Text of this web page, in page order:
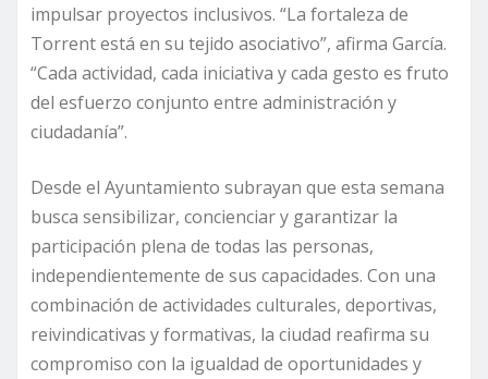
impulsar proyectos inclusivos. “La fortaleza de
Torrent está en su tejido asociativo”, afirma García.
“Cada actividad, cada iniciativa y cada gesto es fruto
del esfuerzo conjunto entre administración y
ciudadanía”.
Desde el Ayuntamiento subrayan que esta semana
busca sensibilizar, concienciar y garantizar la
participación plena de todas las personas,
independientemente de sus capacidades. Con una
combinación de actividades culturales, deportivas,
reivindicativas y formativas, la ciudad reafirma su
compromiso con la igualdad de oportunidades y